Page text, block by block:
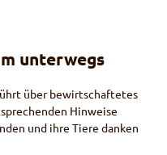
unterwegs
über bewirtschaftetes
Hinweise
und ihre Tiere danken